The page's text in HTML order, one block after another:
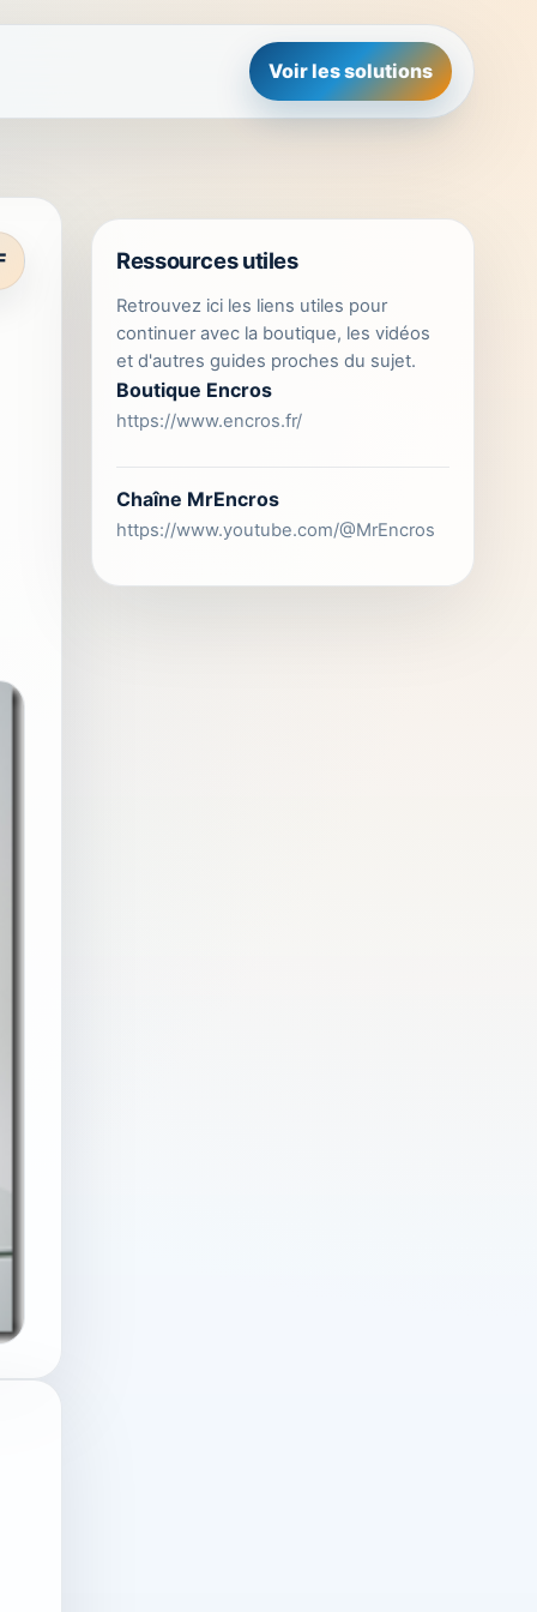
Voir les solutions
Ressources utiles
Retrouvez ici les liens utiles pour
continuer avec la boutique, les vidéos
et d'autres guides proches du sujet.
Boutique Encros
https://www.encros.fr/
Chaîne MrEncros
https://www.youtube.com/@MrEncros